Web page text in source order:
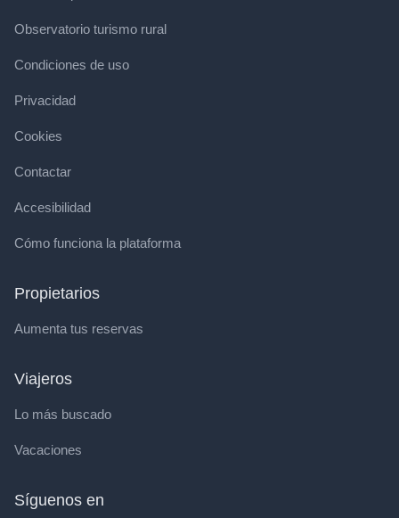
Observatorio turismo rural
Condiciones de uso
Privacidad
Cookies
Contactar
Accesibilidad
Cómo funciona la plataforma
Propietarios
Aumenta tus reservas
Viajeros
Lo más buscado
Vacaciones
Síguenos en